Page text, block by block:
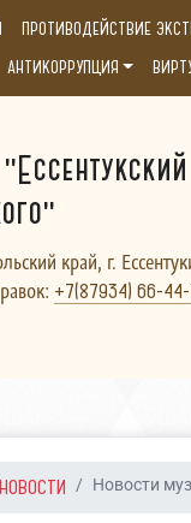
ПРОТИВОДЕЙСТВИЕ
АНТИКОРРУПЦИЯ
край, г.
+7(87934) 66-44-
НОВОСТИ Новости